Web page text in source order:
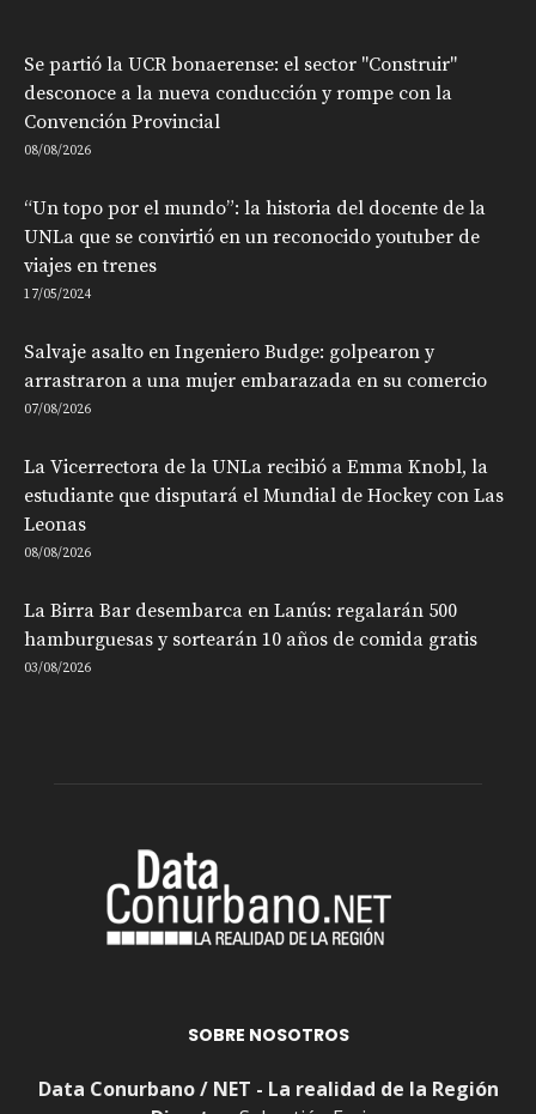
Se partió la UCR bonaerense: el sector "Construir"
desconoce a la nueva conducción y rompe con la
Convención Provincial
08/08/2026
“Un topo por el mundo”: la historia del docente de la
UNLa que se convirtió en un reconocido youtuber de
viajes en trenes
17/05/2024
Salvaje asalto en Ingeniero Budge: golpearon y
arrastraron a una mujer embarazada en su comercio
07/08/2026
La Vicerrectora de la UNLa recibió a Emma Knobl, la
estudiante que disputará el Mundial de Hockey con Las
Leonas
08/08/2026
La Birra Bar desembarca en Lanús: regalarán 500
hamburguesas y sortearán 10 años de comida gratis
03/08/2026
SOBRE NOSOTROS
Data Conurbano / NET - La realidad de la Región